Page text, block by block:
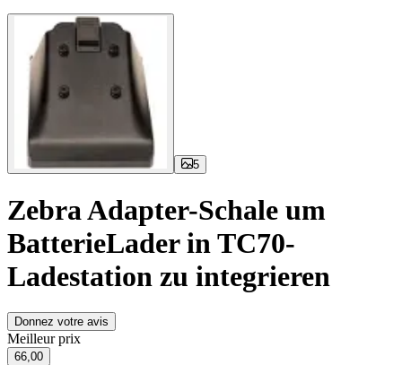
5
Zebra Adapter-Schale um
BatterieLader in TC70-
Ladestation zu integrieren
Donnez votre avis
Meilleur prix
66,00